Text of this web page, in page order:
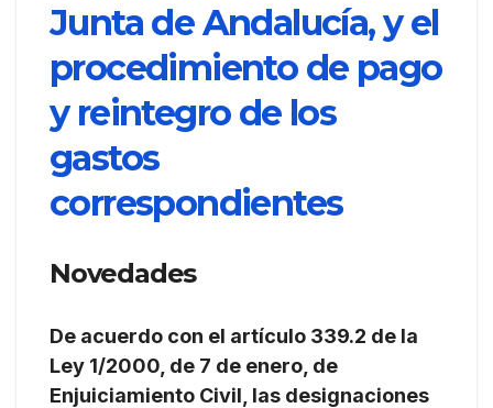
Junta de Andalucía, y el
procedimiento de pago
y reintegro de los
gastos
correspondientes
Novedades
De acuerdo con el artículo 339.2 de la
Ley 1/2000, de 7 de enero, de
Enjuiciamiento Civil, las designaciones